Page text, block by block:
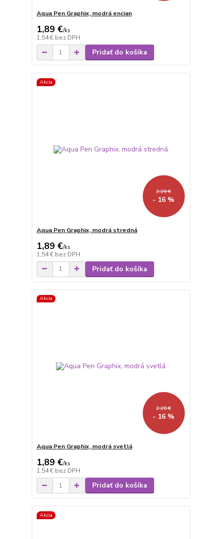
Aqua Pen Graphix, modrá encian
1,89 €/ks
1,54 € bez DPH
Pridať do košíka
Akcia
2,26 €
- 16 %
Aqua Pen Graphix, modrá stredná
1,89 €/ks
1,54 € bez DPH
Pridať do košíka
Akcia
2,26 €
- 16 %
Aqua Pen Graphix, modrá svetlá
1,89 €/ks
1,54 € bez DPH
Pridať do košíka
Akcia